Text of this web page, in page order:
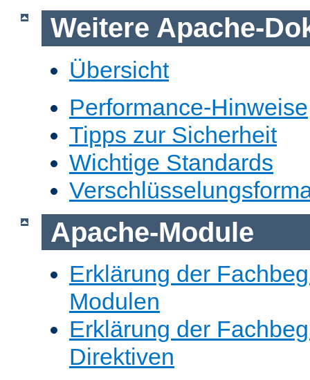
Weitere Apache-
Übersicht
Performance-Hinweise
Tipps zur Sicherheit
Wichtige Standards
Apache-Module
Erklärung der
Modulen
Erklärung der
Direktiven